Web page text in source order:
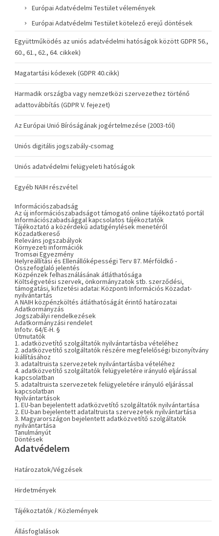
Európai Adatvédelmi Testület vélemények
Európai Adatvédelmi Testület kötelező erejű döntések
Együttműködés az uniós adatvédelmi hatóságok között GDPR 56.,
60., 61., 62., 64. cikkek)
Magatartási kódexek (GDPR 40.cikk)
Harmadik országba vagy nemzetközi szervezethez történő
adattovábbítás (GDPR V. fejezet)
Az Európai Unió Bíróságának jogértelmezése (2003-tól)
Uniós digitális jogszabály-csomag
Uniós adatvédelmi felügyeleti hatóságok
Egyéb NAIH részvétel
Információszabadság
Az új információszabadságot támogató online tájékoztató portál
Információszabadsággal kapcsolatos tájékoztatók
Tájékoztató a közérdekű adatigénylések menetéről
Közadatkereső
Releváns jogszabályok
Környezeti információk
Tromsøi Egyezmény
Helyreállítási és Ellenállóképességi Terv 87. Mérföldkő -
Összefoglaló jelentés
Közpénzek felhasználásának átláthatósága
Költségvetési szervek, önkormányzatok stb. szerződési,
támogatási, kifizetési adatai: Központi Információs Közadat-
nyilvántartás
A NAIH közpénzköltés átláthatóságát érintő határozatai
Adatkormányzás
Jogszabályi rendelkezések
Adatkormányzási rendelet
Infotv. 64/E-H. §
Útmutatók
1. adatközvetítő szolgáltatók nyilvántartásba vételéhez
2. adatközvetítő szolgáltatók részére megfelelőségi bizonyítvány
kiállításához
3. adataltruista szervezetek nyilvántartásba vételéhez
4. adatközvetítő szolgáltatók felügyeletére irányuló eljárással
kapcsolatban
5. adataltruista szervezetek felügyeletére irányuló eljárással
kapcsolatban
Nyilvántartások
1. EU-ban bejelentett adatközvetítő szolgáltatók nyilvántartása
2. EU-ban bejelentett adataltruista szervezetek nyilvántartása
3. Magyarországon bejelentett adatközvetítő szolgáltatók
nyilvántartása
Tanulmányút
Döntések
Adatvédelem
Határozatok/Végzések
Hirdetmények
Tájékoztatók / Közlemények
Állásfoglalások